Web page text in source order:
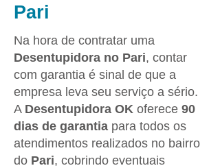
Pari
Na hora de contratar uma
Desentupidora no Pari, contar
com garantia é sinal de que a
empresa leva seu serviço a sério.
A Desentupidora OK oferece 90
dias de garantia para todos os
atendimentos realizados no bairro
do Pari, cobrindo eventuais